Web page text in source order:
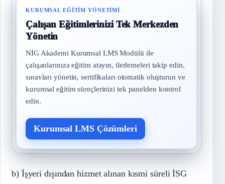
KURUMSAL EĞITIM YÖNETIMI
Çalışan Eğitimlerinizi Tek Merkezden
Yönetin
NİG Akademi Kurumsal LMS Modülü ile
çalışanlarınıza eğitim atayın, ilerlemeleri takip edin,
sınavları yönetin, sertifikaları otomatik oluşturun ve
kurumsal eğitim süreçlerinizi tek panelden kontrol
edin.
Kurumsal LMS Çözümleri
b) İşyeri dışından hizmet alınan kısmi süreli İSG